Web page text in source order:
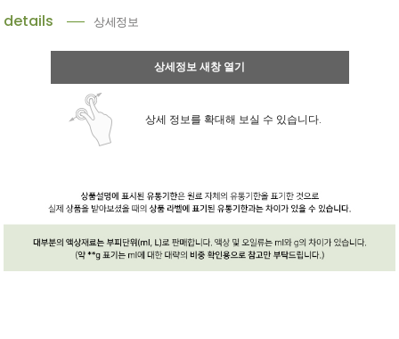
details 상세정보
상세정보 새창 열기
상세 정보를 확대해 보실 수 있습니다.